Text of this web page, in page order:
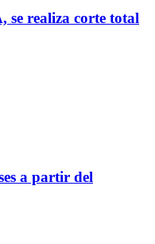
realiza corte total
a partir del